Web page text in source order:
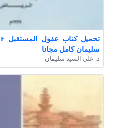
سليمان كامل مجانا
د. علي السيد سليمان